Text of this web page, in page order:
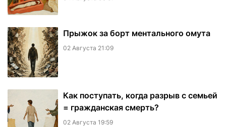
​Прыжок за борт ментального омута
02 Августа 21:09
Как поступать, когда разрыв с семьей
= гражданская смерть?
02 Августа 19:59